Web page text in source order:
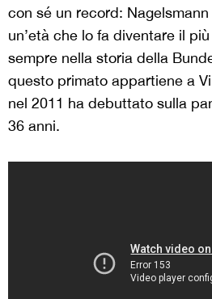
con sé un record:
un’età che lo fa diventare il
sempre nella storia della
questo primato appartiene a
nel 2011 ha debuttato sulla
36 anni.